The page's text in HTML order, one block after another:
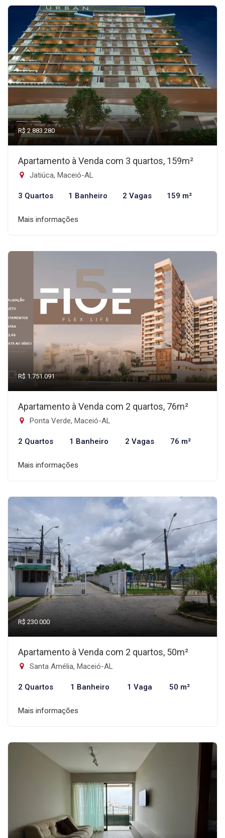
R$ 2.883.280
Apartamento à Venda com 3 quartos, 159m²
Jatiúca, Maceió-AL
3 Quartos 1 Banheiro 2 Vagas 159 m²
Mais informações
R$ 1.751.091
Apartamento à Venda com 2 quartos, 76m²
Ponta Verde, Maceió-AL
2 Quartos 1 Banheiro 2 Vagas 76 m²
Mais informações
R$ 230.000
Apartamento à Venda com 2 quartos, 50m²
Santa Amélia, Maceió-AL
2 Quartos 1 Banheiro 1 Vaga 50 m²
Mais informações